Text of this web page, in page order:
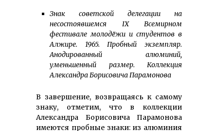
Знак советской делегации на
несостоявшемся IX Всемирном
фестивале молодёжи и студентов в
Алжире. 1965. Пробный экземпляр.
Анодированный алюминий,
уменьшенный размер. Коллекция
Александра Борисовича Парамонова
В завершение, возвращаясь к самому
знаку, отметим, что в коллекции
Александра Борисовича Парамонова
имеются пробные знаки: из алюминия